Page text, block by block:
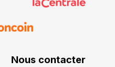
Nous contacter